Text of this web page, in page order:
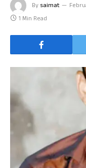
By saimat
1 Min Read